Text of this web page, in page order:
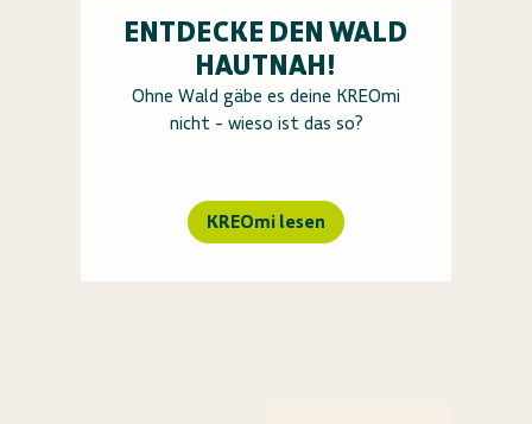
ENTDECKE DEN WALD
HAUTNAH!
Ohne Wald gäbe es deine KREOmi
nicht - wieso ist das so?
KREOmi lesen